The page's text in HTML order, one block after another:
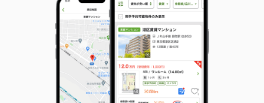
宮崎県宮崎市吉村町引土
価 格
4.50万円
住 所
宮崎県宮崎市吉村町引土
専有面積 26.08m²
間取り
1K